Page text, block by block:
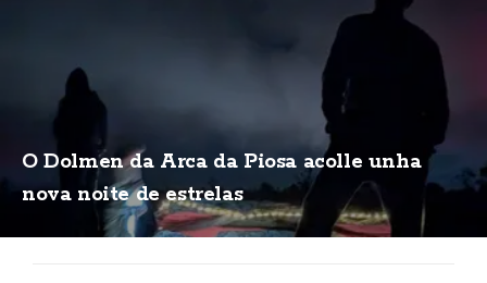
O Dolmen da Arca da Piosa acolle unha
nova noite de estrelas